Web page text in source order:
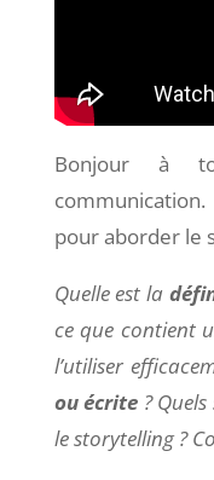
Bonjour à
pour aborder le
Quelle est la
ce que contient
l’utiliser
ou écrite ?
le storytelling ?